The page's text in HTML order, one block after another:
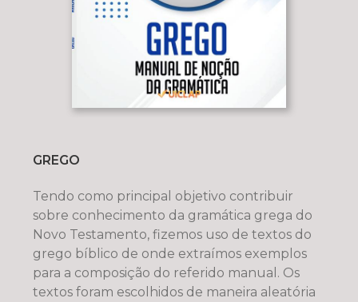
GREGO
Tendo como principal objetivo contribuir
sobre conhecimento da gramática grega do
Novo Testamento, fizemos uso de textos do
grego bíblico de onde extraímos exemplos
para a composição do referido manual. Os
textos foram escolhidos de maneira aleatória